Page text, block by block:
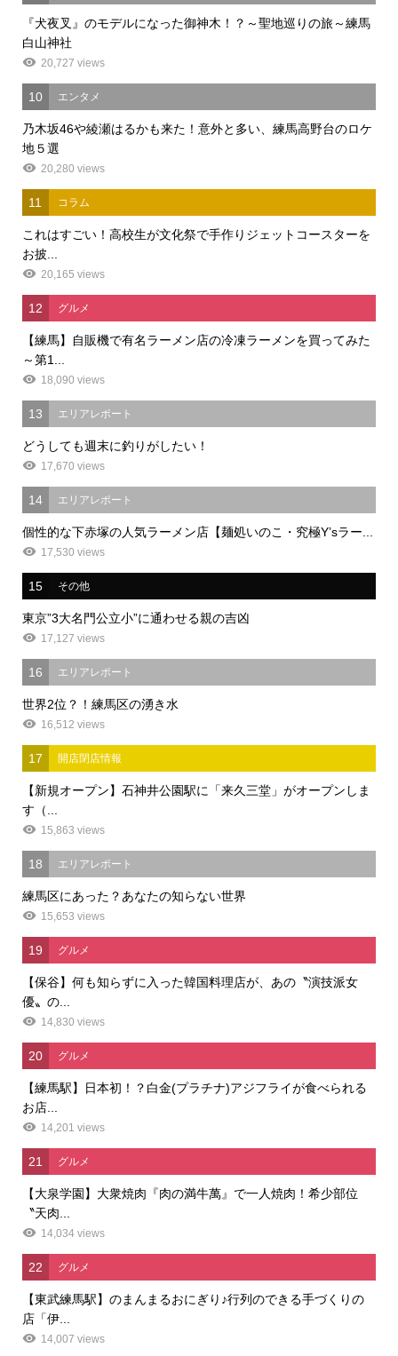
『犬夜叉』のモデルになった御神木！？～聖地巡りの旅～練馬
白山神社
20,727 views
10 エンタメ
乃木坂46や綾瀬はるかも来た！意外と多い、練馬高野台のロケ
地５選
20,280 views
11 コラム
これはすごい！高校生が文化祭で手作りジェットコースターを
お披...
20,165 views
12 グルメ
【練馬】自販機で有名ラーメン店の冷凍ラーメンを買ってみた
～第1...
18,090 views
13 エリアレポート
どうしても週末に釣りがしたい！
17,670 views
14 エリアレポート
個性的な下赤塚の人気ラーメン店【麺処いのこ・究極Y’sラー...
17,530 views
15 その他
東京”3大名門公立小”に通わせる親の吉凶
17,127 views
16 エリアレポート
世界2位？！練馬区の湧き水
16,512 views
17 開店閉店情報
【新規オープン】石神井公園駅に「来久三堂」がオープンしま
す（...
15,863 views
18 エリアレポート
練馬区にあった？あなたの知らない世界
15,653 views
19 グルメ
【保谷】何も知らずに入った韓国料理店が、あの〝演技派女
優〟の...
14,830 views
20 グルメ
【練馬駅】日本初！？白金(プラチナ)アジフライが食べられる
お店...
14,201 views
21 グルメ
【大泉学園】大衆焼肉『肉の満牛萬』で一人焼肉！希少部位
〝天肉...
14,034 views
22 グルメ
【東武練馬駅】のまんまるおにぎり♪行列のできる手づくりの
店「伊...
14,007 views